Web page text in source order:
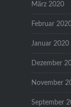
März 2020
Februar
Januar 2020
Dezember
November
September